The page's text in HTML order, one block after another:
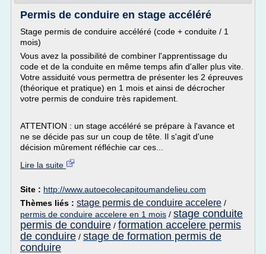
Permis de conduire en stage accéléré
Stage permis de conduire accéléré (code + conduite / 1
mois)
Vous avez la possibilité de combiner l'apprentissage du
code et de la conduite en même temps afin d'aller plus vite.
Votre assiduité vous permettra de présenter les 2 épreuves
(théorique et pratique) en 1 mois et ainsi de décrocher
votre permis de conduire très rapidement.
ATTENTION : un stage accéléré se prépare à l'avance et
ne se décide pas sur un coup de tête. Il s'agit d'une
décision mûrement réfléchie car ces...
Lire la suite
Site : http://www.autoecolecapitoumandelieu.com
Thèmes liés : stage permis de conduire accelere /
permis de conduire accelere en 1 mois / stage conduite
permis de conduire / formation accelere permis
de conduire / stage de formation permis de
conduire